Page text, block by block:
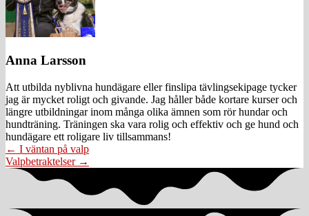
Anna Larsson
Att utbilda nyblivna hundägare eller finslipa tävlingsekipage tycker
jag är mycket roligt och givande. Jag håller både kortare kurser och
längre utbildningar inom många olika ämnen som rör hundar och
hundträning. Träningen ska vara rolig och effektiv och ge hund och
hundägare ett roligare liv tillsammans!
Posts
navigation
← I väntan på valp
Valpbetraktelser →